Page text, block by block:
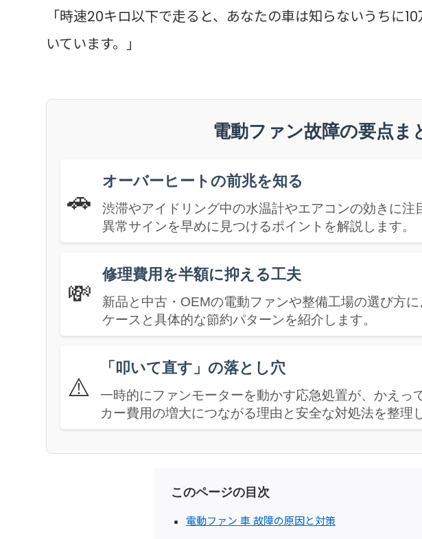
「時速20キロ以下で走ると、あなたの車は知らないうちに
いています。」
電動ファン故障の要点ま
🚗
オーバーヒートの前兆を知る
渋滞やアイドリング中の水温計やエアコンの効きに注
異常サインを早めに見つけるポイントを解説します。
💸
修理費用を半額に抑える工夫
新品と中古・OEMの電動ファンや整備工場の選び方
ケースと具体的な節約パターンを紹介します。
⚠️
「叩いて直す」の落とし穴
一時的にファンモーターを動かす応急処置が、かえっ
カー費用の増大につながる理由と安全な対処法を整理
このページの目次
電動ファン 車 故障の原因と対策